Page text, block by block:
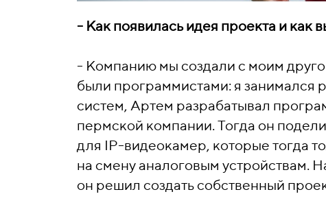
- Как появилась идея проекта и как
- Компанию мы создали с моим
были программистами: я занимался
систем, Артем разрабатывал
пермской компании. Тогда он
для IP-видеокамер, которые тогда
на смену аналоговым устройствам.
он решил создать собственный